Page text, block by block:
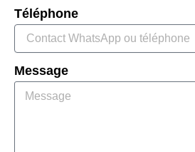
Téléphone
Message